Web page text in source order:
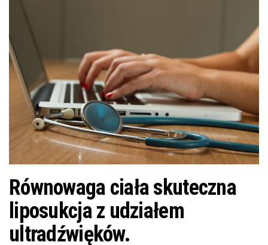
Równowaga ciała skuteczna
liposukcja z udziałem
ultradźwięków.